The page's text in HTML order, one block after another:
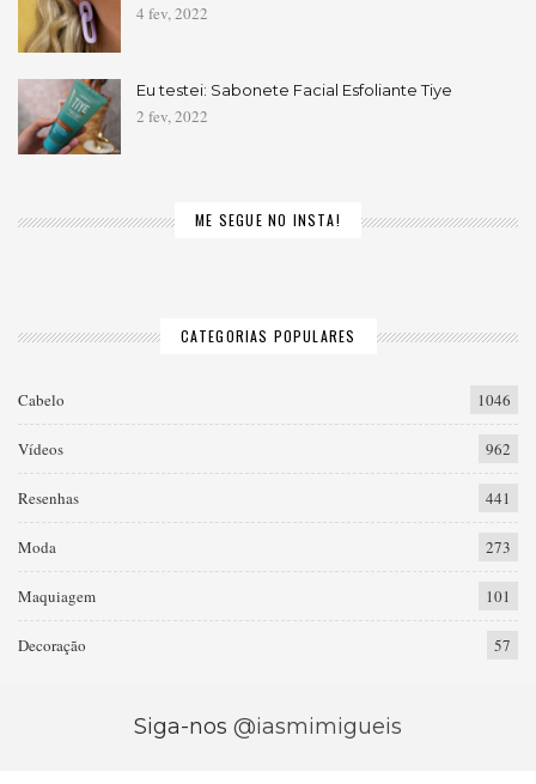
4 fev, 2022
Eu testei: Sabonete Facial Esfoliante Tiye
2 fev, 2022
ME SEGUE NO INSTA!
CATEGORIAS POPULARES
Cabelo 1046
Vídeos 962
Resenhas 441
Moda 273
Maquiagem 101
Decoração 57
Siga-nos @iasmimigueis